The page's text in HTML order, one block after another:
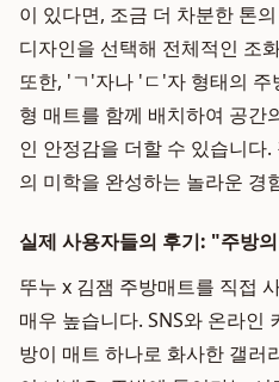
이 있다면, 조금 더 차분한 톤
디자인을 선택해 전체적인 조
또한, 'ㄱ'자나 'ㄷ'자 형태의
형 매트를 함께 배치하여 공간
인 안정감을 더할 수 있습니다
의 미학을 완성하는 놀라운 경
실제 사용자들의 후기: "주방
뚜누 x 김잼 주방매트를 직접
매우 높습니다. SNS와 온라인
방이 매트 하나로 화사한 갤